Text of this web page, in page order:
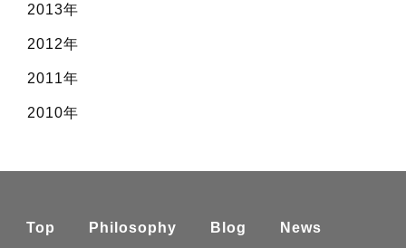
2013年
2012年
2011年
2010年
Top Philosophy Blog News